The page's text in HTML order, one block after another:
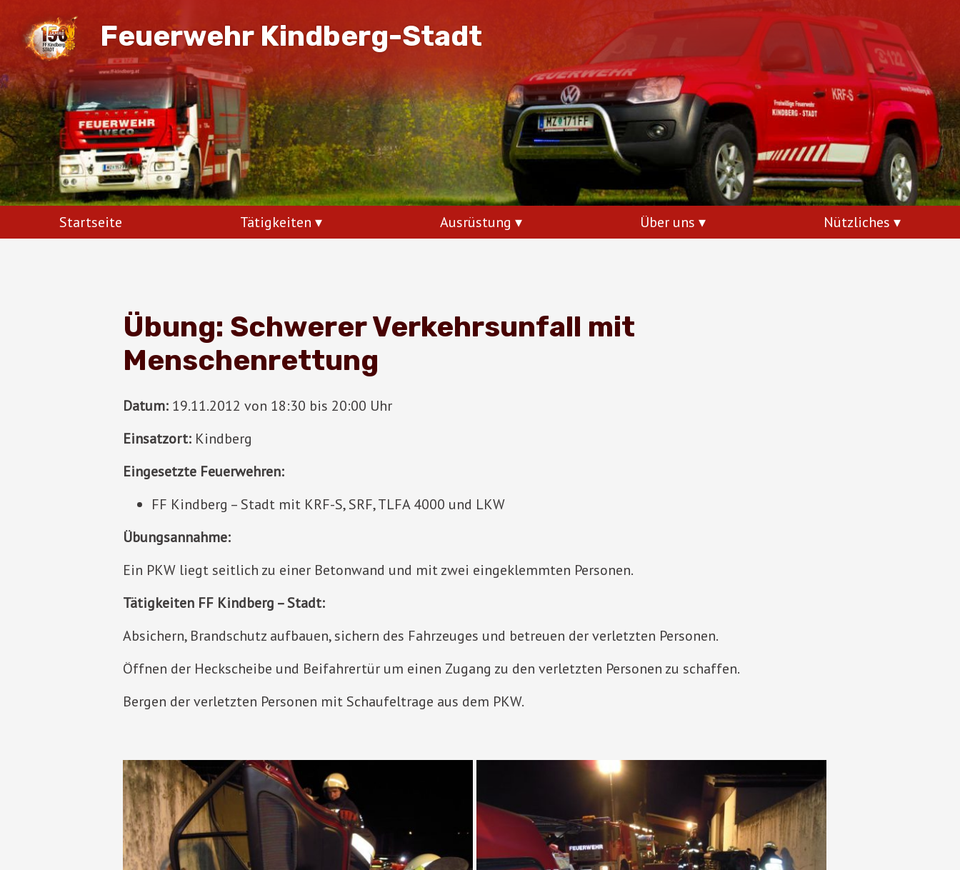
Feuerwehr Kindberg-Stadt
Startseite Tätigkeiten Ausrüstung Über uns Nützliches
Übung: Schwerer Verkehrsunfall mit
Menschenrettung
Datum: 19.11.2012 von 18:30 bis 20:00 Uhr
Einsatzort: Kindberg
Eingesetzte Feuerwehren:
FF Kindberg – Stadt mit KRF-S, SRF, TLFA 4000 und LKW
Übungsannahme:
Ein PKW liegt seitlich zu einer Betonwand und mit zwei eingeklemmten Personen.
Tätigkeiten FF Kindberg – Stadt:
Absichern, Brandschutz aufbauen, sichern des Fahrzeuges und betreuen der verletzten Personen.
Öffnen der Heckscheibe und Beifahrertür um einen Zugang zu den verletzten Personen zu schaffen.
Bergen der verletzten Personen mit Schaufeltrage aus dem PKW.